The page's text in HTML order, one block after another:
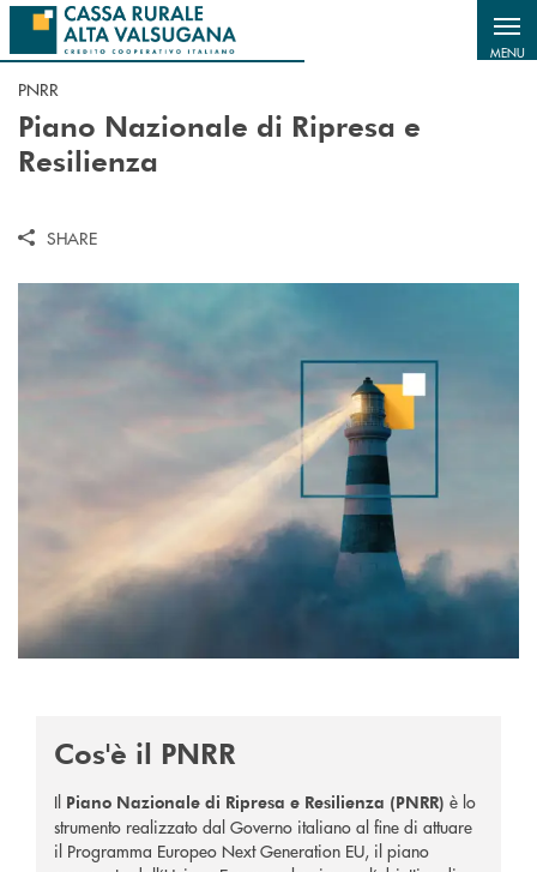
Salta al contenuto principale
MENU
PNRR
Piano Nazionale di Ripresa e
Resilienza
SHARE
Cos'è il PNRR
Il Piano Nazionale di Ripresa e Resilienza (PNRR) è lo
strumento realizzato dal Governo italiano al fine di attuare
il Programma Europeo Next Generation EU, il piano